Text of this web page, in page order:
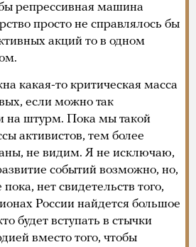
репрессивная машина
просто не справлялось бы
акций то в одном
какая-то критическая масса
если можно так
на штурм. Пока мы такой
активистов, тем более
не видим. Я не исключаю,
событий возможно, но,
нет свидетельств того,
России найдется большое
будет вступать в стычки
вместо того, чтобы